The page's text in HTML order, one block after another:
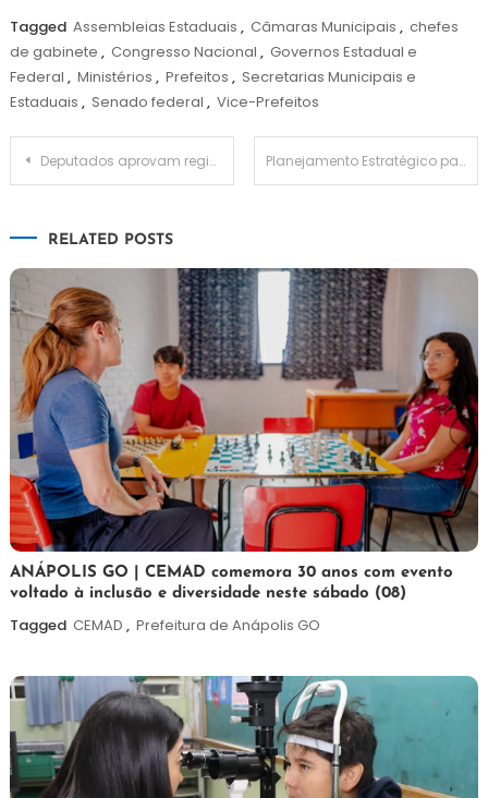
Tagged Assembleias Estaduais , Câmaras Municipais , chefes
de gabinete , Congresso Nacional , Governos Estadual e
Federal , Ministérios , Prefeitos , Secretarias Municipais e
Estaduais , Senado federal , Vice-Prefeitos
Navegação
Deputados aprovam regime de urgência para análise do projeto da Lei das Associações Planejamento Estratégico para a Gestão Municipal é apresentado na prefeitura
RELATED POSTS
7
de
agosto
Maurilio
ANÁPOLIS GO | CEMAD comemora 30 anos com evento
voltado à inclusão e diversidade neste sábado (08)
Tagged CEMAD , Prefeitura de Anápolis GO